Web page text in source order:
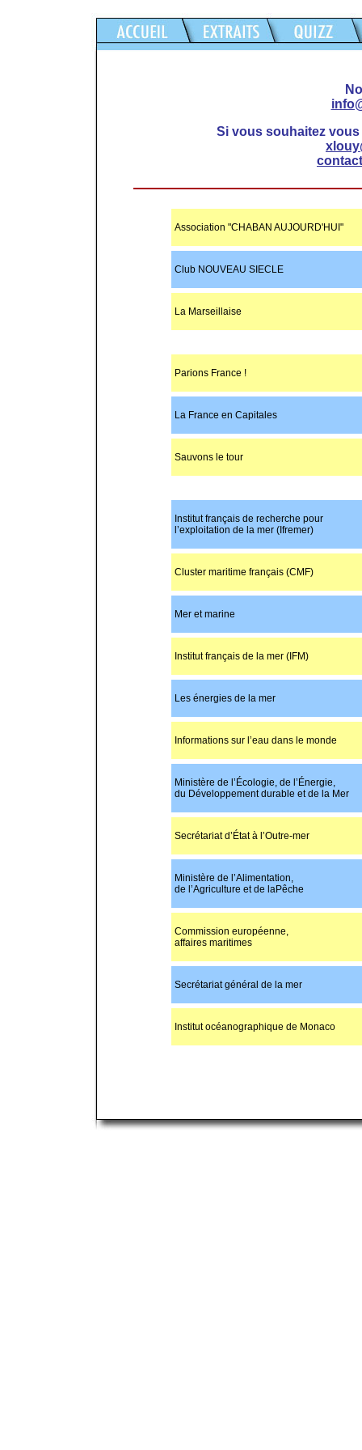
Si vous souhaitez
Association "CHABAN AUJOURD'HUI"
Club NOUVEAU SIECLE
La Marseillaise
Parions France !
La France en Capitales
Sauvons le tour
Institut français de recherche pour
l’exploitation de la mer (Ifremer)
Cluster maritime français (CMF)
Mer et marine
Institut français de la mer (IFM)
Les énergies de la mer
Informations sur l’eau dans le monde
Ministère de l’Écologie, de l’Énergie,
du Développement durable et de la Mer
Secrétariat d’État à l’Outre-mer
Ministère de l’Alimentation,
de l’Agriculture et de laPêche
Commission européenne,
affaires maritimes
Secrétariat général de la mer
Institut océanographique de Monaco